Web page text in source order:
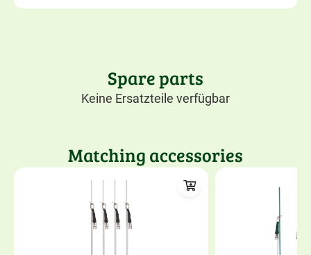
Spare parts
Keine Ersatzteile verfügbar
Matching accessories